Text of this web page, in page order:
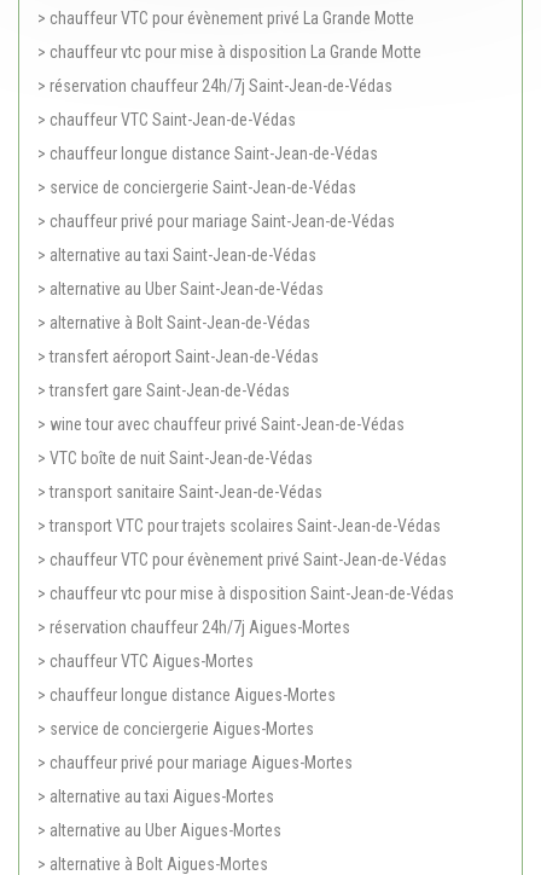
> chauffeur VTC pour évènement privé La Grande Motte
> chauffeur vtc pour mise à disposition La Grande Motte
> réservation chauffeur 24h/7j Saint-Jean-de-Védas
> chauffeur VTC Saint-Jean-de-Védas
> chauffeur longue distance Saint-Jean-de-Védas
> service de conciergerie Saint-Jean-de-Védas
> chauffeur privé pour mariage Saint-Jean-de-Védas
> alternative au taxi Saint-Jean-de-Védas
> alternative au Uber Saint-Jean-de-Védas
> alternative à Bolt Saint-Jean-de-Védas
> transfert aéroport Saint-Jean-de-Védas
> transfert gare Saint-Jean-de-Védas
> wine tour avec chauffeur privé Saint-Jean-de-Védas
> VTC boîte de nuit Saint-Jean-de-Védas
> transport sanitaire Saint-Jean-de-Védas
> transport VTC pour trajets scolaires Saint-Jean-de-Védas
> chauffeur VTC pour évènement privé Saint-Jean-de-Védas
> chauffeur vtc pour mise à disposition Saint-Jean-de-Védas
> réservation chauffeur 24h/7j Aigues-Mortes
> chauffeur VTC Aigues-Mortes
> chauffeur longue distance Aigues-Mortes
> service de conciergerie Aigues-Mortes
> chauffeur privé pour mariage Aigues-Mortes
> alternative au taxi Aigues-Mortes
> alternative au Uber Aigues-Mortes
> alternative à Bolt Aigues-Mortes